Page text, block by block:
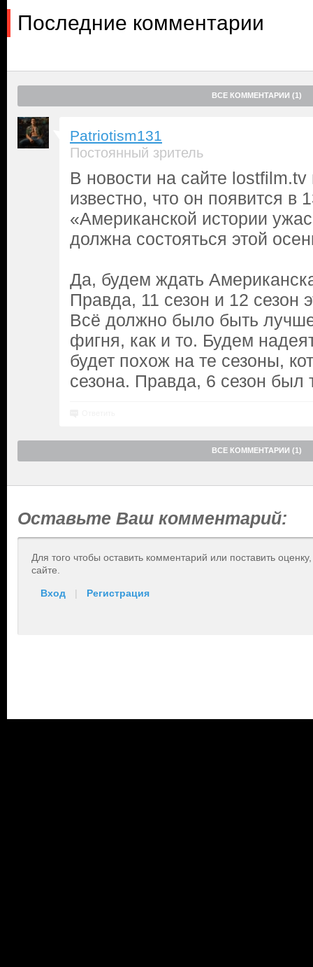
Последние комментарии
ВСЕ КОММЕНТАРИИ (1)
Patriotism131
Постоянный зритель
В новости на сайте
известно, что он появится в
«Американской истории
должна состояться этой
Да, будем ждать
Правда, 11 сезон и 12 сезон
Всё должно было быть
фигня, как и то. Будем
будет похож на те сезоны,
сезона. Правда, 6 сезон был
ВСЕ КОММЕНТАРИИ (1)
Оставьте Ваш комментарий:
Для того чтобы оставить комментарий или поставить
сайте.
Вход | Регистрация